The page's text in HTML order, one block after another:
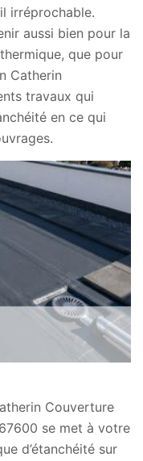
irréprochable.
aussi bien pour la
que pour
Catherin
travaux qui
en ce qui
Couverture
se met à votre
d’étanchéité sur